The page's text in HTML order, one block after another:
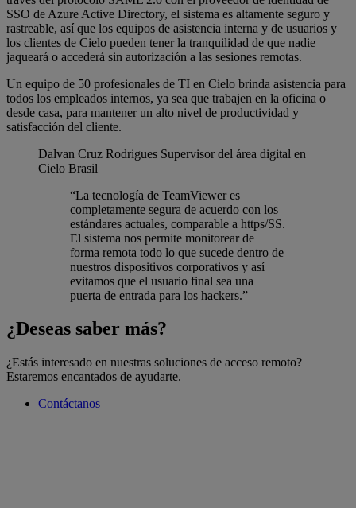
SSO de Azure Active Directory, el sistema es altamente seguro y
rastreable, así que los equipos de asistencia interna y de usuarios y
los clientes de Cielo pueden tener la tranquilidad de que nadie
jaqueará o accederá sin autorización a las sesiones remotas.
Un equipo de 50 profesionales de TI en Cielo brinda asistencia para
todos los empleados internos, ya sea que trabajen en la oficina o
desde casa, para mantener un alto nivel de productividad y
satisfacción del cliente.
Dalvan Cruz Rodrigues Supervisor del área digital en
Cielo Brasil
“La tecnología de TeamViewer es
completamente segura de acuerdo con los
estándares actuales, comparable a https/SS.
El sistema nos permite monitorear de
forma remota todo lo que sucede dentro de
nuestros dispositivos corporativos y así
evitamos que el usuario final sea una
puerta de entrada para los hackers.”
¿Deseas saber más?
¿Estás interesado en nuestras soluciones de acceso remoto?
Estaremos encantados de ayudarte.
Contáctanos